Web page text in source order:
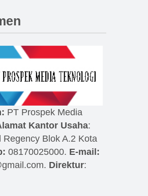
PT Prospek Media
Kantor Usaha:
Regency Blok A.2 Kota
08170025000. E-mail:
. Direktur: